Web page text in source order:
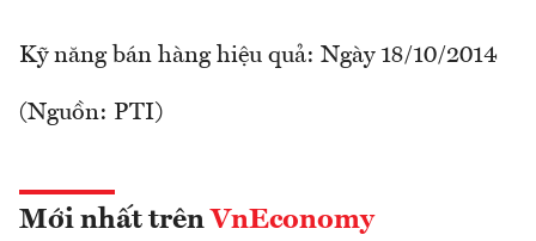
Kỹ năng bán hàng hiệu quả: Ngày 18/10/2014
(Nguồn: PTI)
Mới nhất trên VnEconomy